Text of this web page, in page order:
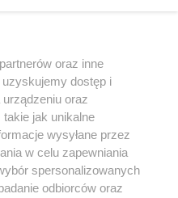
oraz inne
dostęp i
oraz
jak unikalne
wysyłane przez
w celu zapewniania
spersonalizowanych
odbiorców oraz